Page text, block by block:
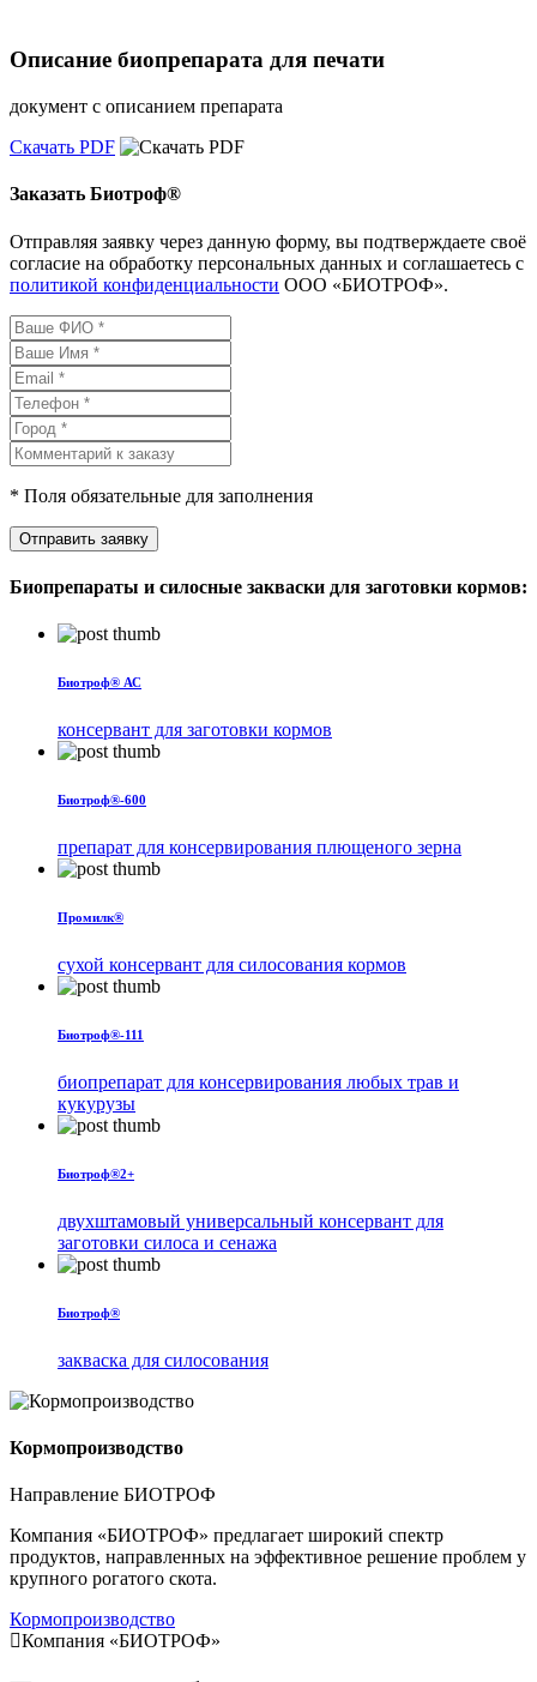
Описание биопрепарата для печати
документ с описанием препарата
Скачать PDF
Заказать Биотроф®
Отправляя заявку через данную форму, вы подтверждаете своё
согласие на обработку персональных данных и соглашаетесь с
политикой конфиденциальности ООО «БИОТРОФ».
* Поля обязательные для заполнения
Отправить заявку
Биопрепараты и силосные закваски для заготовки кормов:
Биотроф® АС
консервант для заготовки кормов
Биотроф®-600
препарат для консервирования плющеного зерна
Промилк®
сухой консервант для силосования кормов
Биотроф®-111
биопрепарат для консервирования любых трав и
кукурузы
Биотроф®2+
двухштамовый универсальный консервант для
заготовки силоса и сенажа
Биотроф®
закваска для силосования
Кормопроизводство
Направление БИОТРОФ
Компания «БИОТРОФ» предлагает широкий спектр
продуктов, направленных на эффективное решение проблем у
крупного рогатого скота.
Кормопроизводство
Компания «БИОТРОФ»